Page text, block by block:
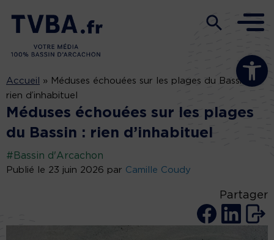
Ouvrir la
Accueil » Méduses échouées sur les plages du Bassin :
rien d’inhabituel
Méduses échouées sur les plages
du Bassin : rien d’inhabituel
#Bassin d'Arcachon
Publié le 23 juin 2026 par Camille Coudy
Partager